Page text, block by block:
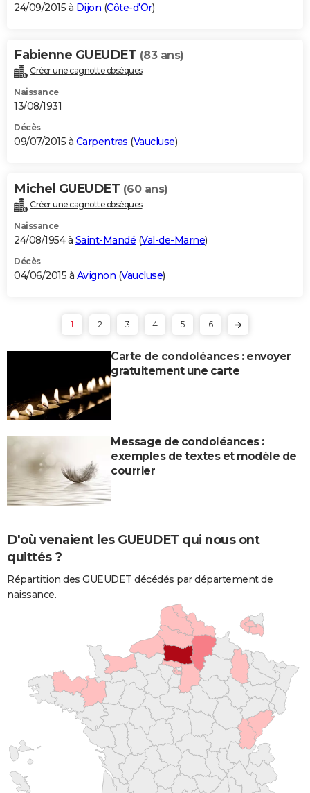
24/09/2015 à Dijon (Côte-d'Or)
Fabienne GUEUDET (83 ans)
Créer une cagnotte obsèques
Naissance
13/08/1931
Décès
09/07/2015 à Carpentras (Vaucluse)
Michel GUEUDET (60 ans)
Créer une cagnotte obsèques
Naissance
24/08/1954 à Saint-Mandé (Val-de-Marne)
Décès
04/06/2015 à Avignon (Vaucluse)
1 2 3 4 5 6
Carte de condoléances : envoyer
gratuitement une carte
Message de condoléances :
exemples de textes et modèle de
courrier
D'où venaient les GUEUDET qui nous ont
quittés ?
Répartition des GUEUDET décédés par département de
naissance.